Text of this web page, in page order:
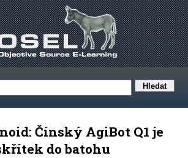
Čínský AgiBot Q1 je
do batohu